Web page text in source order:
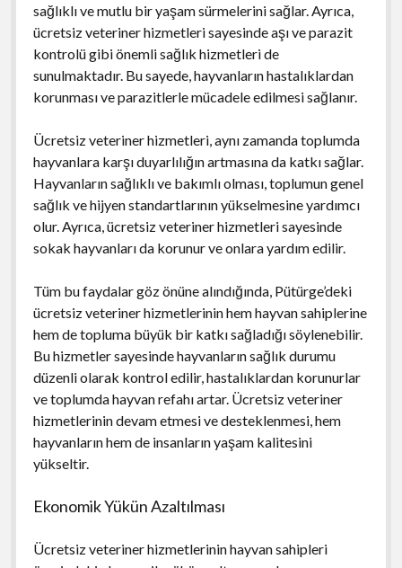
sağlıklı ve mutlu bir yaşam sürmelerini sağlar. Ayrıca,
ücretsiz veteriner hizmetleri sayesinde aşı ve parazit
kontrolü gibi önemli sağlık hizmetleri de
sunulmaktadır. Bu sayede, hayvanların hastalıklardan
korunması ve parazitlerle mücadele edilmesi sağlanır.
Ücretsiz veteriner hizmetleri, aynı zamanda toplumda
hayvanlara karşı duyarlılığın artmasına da katkı sağlar.
Hayvanların sağlıklı ve bakımlı olması, toplumun genel
sağlık ve hijyen standartlarının yükselmesine yardımcı
olur. Ayrıca, ücretsiz veteriner hizmetleri sayesinde
sokak hayvanları da korunur ve onlara yardım edilir.
Tüm bu faydalar göz önüne alındığında, Pütürge’deki
ücretsiz veteriner hizmetlerinin hem hayvan sahiplerine
hem de topluma büyük bir katkı sağladığı söylenebilir.
Bu hizmetler sayesinde hayvanların sağlık durumu
düzenli olarak kontrol edilir, hastalıklardan korunurlar
ve toplumda hayvan refahı artar. Ücretsiz veteriner
hizmetlerinin devam etmesi ve desteklenmesi, hem
hayvanların hem de insanların yaşam kalitesini
yükseltir.
Ekonomik Yükün Azaltılması
Ücretsiz veteriner hizmetlerinin hayvan sahipleri